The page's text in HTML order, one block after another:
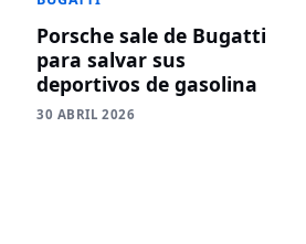
Porsche sale de Bugatti
para salvar sus
deportivos de gasolina
30 ABRIL 2026